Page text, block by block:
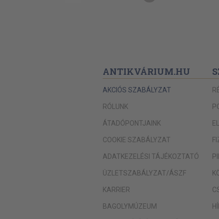
ANTIKVÁRIUM.HU
AKCIÓS SZABÁLYZAT
RÓLUNK
ÁTADÓPONTJAINK
COOKIE SZABÁLYZAT
ADATKEZELÉSI TÁJÉKOZTATÓ
ÜZLETSZABÁLYZAT/ÁSZF
KARRIER
BAGOLYMÚZEUM